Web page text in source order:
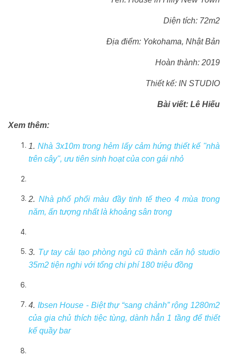
Diện tích: 72m2
Địa điểm: Yokohama, Nhật Bản
Hoàn thành: 2019
Thiết kế: IN STUDIO
Bài viết: Lê Hiếu
Xem thêm:
1. Nhà 3x10m trong hẻm lấy cảm hứng thiết kế ''nhà
trên cây'', ưu tiên sinh hoạt của con gái nhỏ
2. Nhà phố phối màu đầy tinh tế theo 4 mùa trong
năm, ấn tượng nhất là khoảng sân trong
3. Tự tay cải tạo phòng ngủ cũ thành căn hộ studio
35m2 tiện nghi với tổng chi phí 180 triệu đồng
4. Ibsen House - Biệt thự “sang chảnh” rộng 1280m2
của gia chủ thích tiệc tùng, dành hẳn 1 tầng để thiết
kế quầy bar